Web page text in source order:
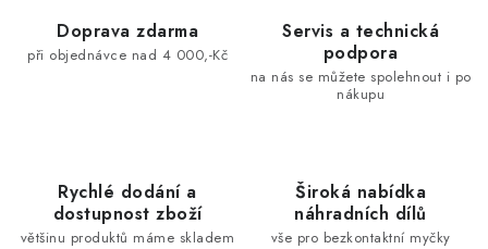
Doprava zdarma
při objednávce nad 4 000,-Kč
Servis a technická
podpora
na nás se můžete spolehnout i po
nákupu
Rychlé dodání a
dostupnost zboží
většinu produktů máme skladem
Široká nabídka
náhradních dílů
vše pro bezkontaktní myčky